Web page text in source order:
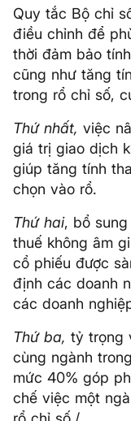
Quy tắc Bộ chỉ
điều chỉnh để
thời đảm bảo
cũng như tăng
trong rổ chỉ số,
Thứ nhất, việc
giá trị giao dịch
giúp tăng tính
chọn vào rổ.
Thứ hai, bổ
thuế không âm
cổ phiếu được
định các doanh
các doanh
Thứ ba, tỷ trọng
cùng ngành
mức 40% góp
chế việc một